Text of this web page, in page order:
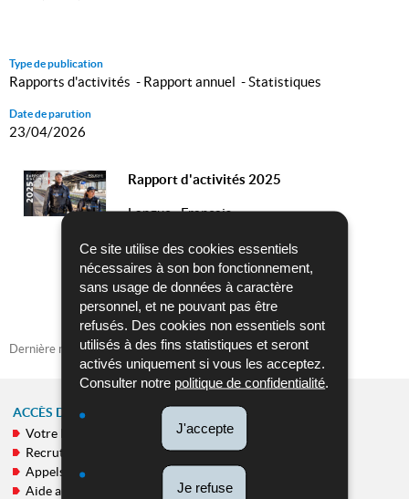
Ce site utilise des cookies essentiels
nécessaires à son bon fonctionnement,
sans usage de données à caractère
personnel, et ne pouvant pas être
refusés. Des cookies non essentiels sont
utilisés à des fins statistiques et seront
activés uniquement si vous les acceptez.
Consulter notre politique de confidentialité.
J'accepte
Je refuse
Type de publication
Rapports d'activités - Rapport annuel - Statistiques
Date de parution
23/04/2026
Rapport d'activités 2025
Langue :Français
TÉLÉCHARGER
Dernière mise à jour23/04/2026
MENU
DE
NAVIGATION
ACCÈS DIRECT
Votre Police
Recrutement
Appels publics
Aide aux victimes